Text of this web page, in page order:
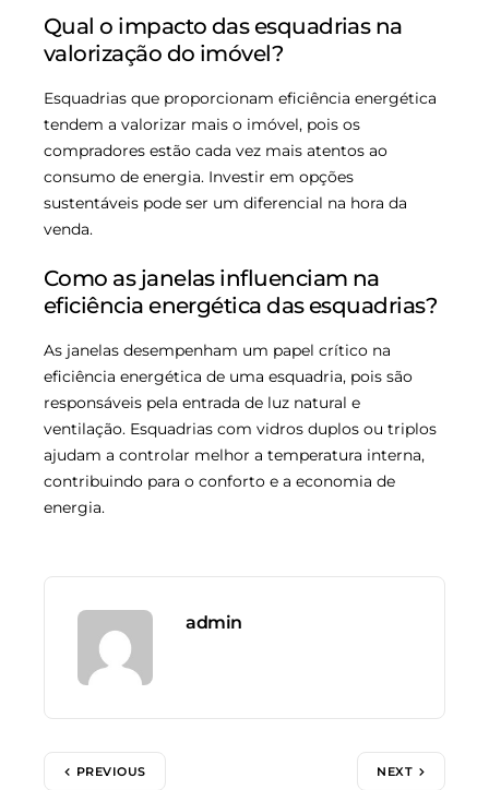
Qual o impacto das esquadrias na
valorização do imóvel?
Esquadrias que proporcionam eficiência energética
tendem a valorizar mais o imóvel, pois os
compradores estão cada vez mais atentos ao
consumo de energia. Investir em opções
sustentáveis pode ser um diferencial na hora da
venda.
Como as janelas influenciam na
eficiência energética das esquadrias?
As janelas desempenham um papel crítico na
eficiência energética de uma esquadria, pois são
responsáveis pela entrada de luz natural e
ventilação. Esquadrias com vidros duplos ou triplos
ajudam a controlar melhor a temperatura interna,
contribuindo para o conforto e a economia de
energia.
admin
PREVIOUS NEXT